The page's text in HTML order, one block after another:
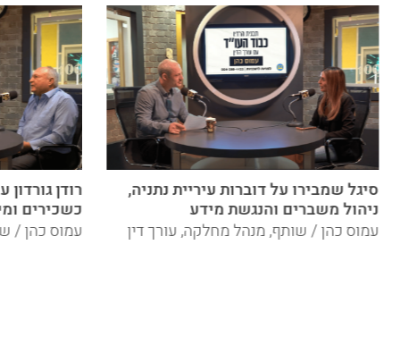
סיגל שמבירו על דוברות עיריית נתניה,
ניהול משברים והנגשת מידע
עמוס כהן / שותף, מנהל מחלקה, עורך דין
רודן
כשכירים
עמוס כהן /